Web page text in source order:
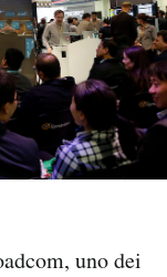
uno dei